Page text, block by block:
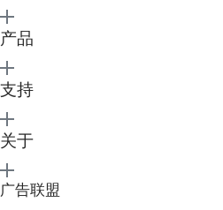
二、BetterZip的优势
了解了BetterZip的解压操作流程，我们
取代Mac的实用归档工具。从下图4的
tar等等都是支持的。
产品
支持
关于
广告联盟